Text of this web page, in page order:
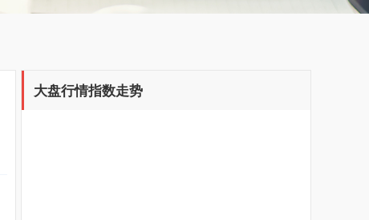
大盘行情指数走势